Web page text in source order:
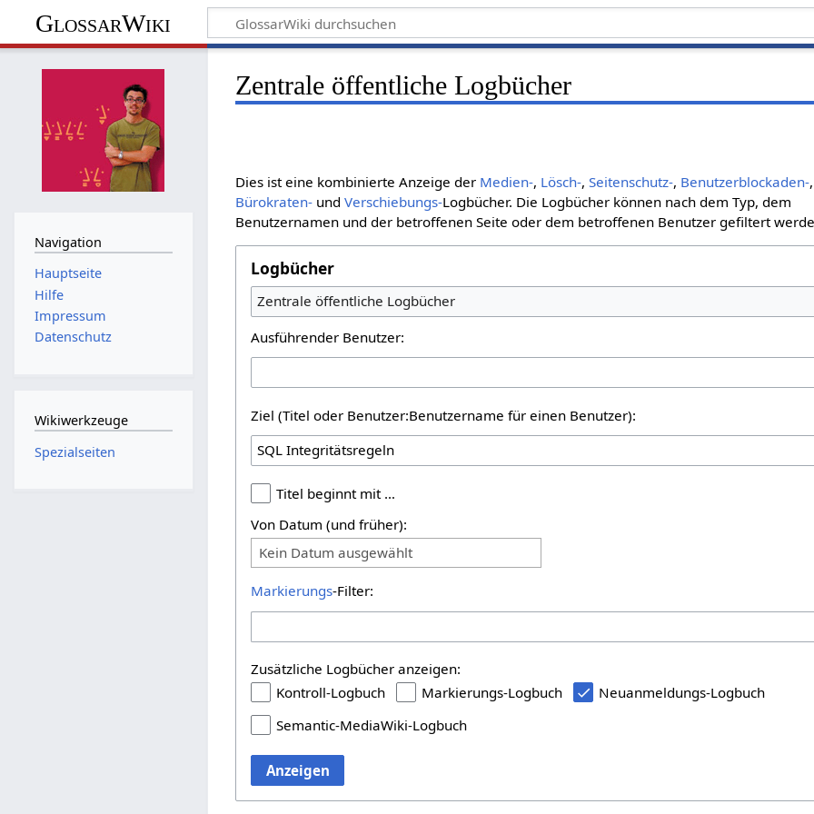
GlossarWiki
Zentrale öffentliche Logbücher
Dies ist eine kombinierte Anzeige der Medien-, Lösch-,Seitenschutz-, Benutzerblockaden-,
Bürokraten- undVerschiebungs-Logbücher. Die Logbücher können nach dem Typ, dem
Benutzernamen und der betroffenen Seite oder dem betroffenen Benutzer gefiltert
Logbücher
Zentrale öffentliche Logbücher
Ausführender Benutzer:
Ziel (Titel oder Benutzer:Benutzername für einen Benutzer):
Titel beginnt mit …
Von Datum (und früher):
Kein Datum ausgewählt
Markierungs-Filter:
Zusätzliche Logbücher anzeigen:
Kontroll-Logbuch
Markierungs-Logbuch
Neuanmeldungs-Logbuch
Semantic-MediaWiki-Logbuch
Anzeigen
Navigation
Hauptseite
Hilfe
Impressum
Datenschutz
Wikiwerkzeuge
Spezialseiten